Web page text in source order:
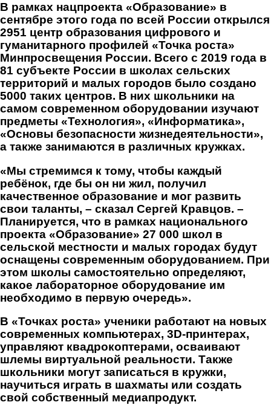
В рамках нацпроекта «Образование» в
сентябре этого года по всей России открылся
2951 центр образования цифрового и
гуманитарного профилей «Точка роста»
Минпросвещения России. Всего с 2019 года в
81 субъекте России в школах сельских
территорий и малых городов было создано
5000 таких центров. В них школьники на
самом современном оборудовании изучают
предметы «Технология», «Информатика»,
«Основы безопасности жизнедеятельности»,
а также занимаются в различных кружках.
«Мы стремимся к тому, чтобы каждый
ребёнок, где бы он ни жил, получил
качественное образование и мог развить
свои таланты, – сказал Сергей Кравцов. –
Планируется, что в рамках национального
проекта «Образование» 27 000 школ в
сельской местности и малых городах будут
оснащены современным оборудованием. При
этом школы самостоятельно определяют,
какое лабораторное оборудование им
необходимо в первую очередь».
В «Точках роста» ученики работают на новых
современных компьютерах, 3D-принтерах,
управляют квадрокоптерами, осваивают
шлемы виртуальной реальности. Также
школьники могут записаться в кружки,
научиться играть в шахматы или создать
свой собственный медиапродукт.